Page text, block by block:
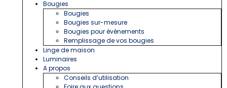
Bougies
Bougies
Bougies sur-mesure
Bougies pour évènements
Remplissage de vos bougies
Linge de maison
Luminaires
A propos
Conseils d’utilisation